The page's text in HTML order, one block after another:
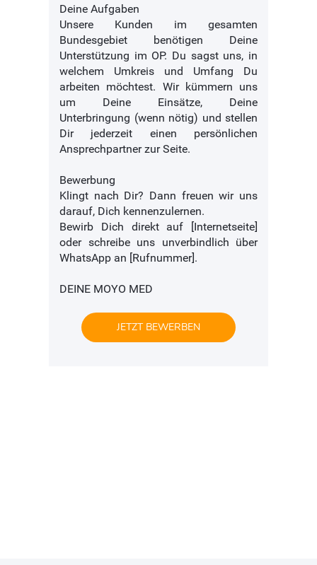
Deine Aufgaben
Unsere Kunden im gesamten
Bundesgebiet benötigen Deine
Unterstützung im OP. Du sagst uns, in
welchem Umkreis und Umfang Du
arbeiten möchtest. Wir kümmern uns
um Deine Einsätze, Deine
Unterbringung (wenn nötig) und stellen
Dir jederzeit einen persönlichen
Ansprechpartner zur Seite.
Bewerbung
Klingt nach Dir? Dann freuen wir uns
darauf, Dich kennenzulernen.
Bewirb Dich direkt auf [Internetseite]
oder schreibe uns unverbindlich über
WhatsApp an [Rufnummer].
DEINE MOYO MED
JETZT BEWERBEN